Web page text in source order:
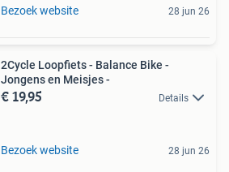
Bezoek website 28 jun 26
2Cycle Loopfiets - Balance Bike -
Jongens en Meisjes -
€ 19,95 Details
Bezoek website 28 jun 26